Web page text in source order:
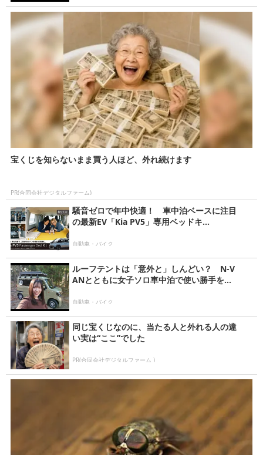
宝くじを知らないまま買う人ほど、外れ続けます
PR(合同会社デジタルファーム)
騒音ゼロで年中快適！ 車中泊ベースに注目
の最新EV「Kia PV5」専用ベッドキ...
自動車・バイク
ルーフテントは「意外と」しんどい？ N-V
ANとともに女子ソロ車中泊で使い勝手を...
自動車・バイク
同じ宝くじなのに、当たる人と外れる人の違
い実は“ここ”でした
PR(合同会社デジタルファーム )